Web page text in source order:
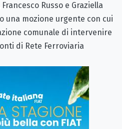
Russo e Graziella
una mozione urgente con cui
comunale di intervenire
di Rete Ferroviaria